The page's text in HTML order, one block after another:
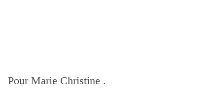
Pour Marie Christine .